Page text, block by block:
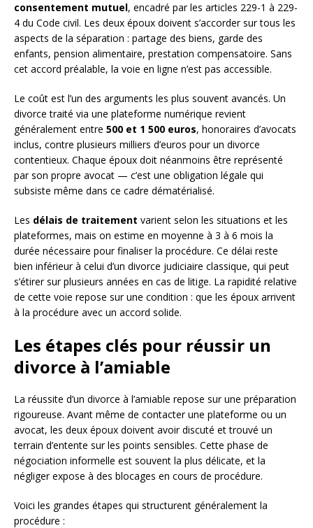
consentement mutuel, encadré par les articles 229-1 à 229-
4 du Code civil. Les deux époux doivent s’accorder sur tous les
aspects de la séparation : partage des biens, garde des
enfants, pension alimentaire, prestation compensatoire. Sans
cet accord préalable, la voie en ligne n’est pas accessible.
Le coût est l’un des arguments les plus souvent avancés. Un
divorce traité via une plateforme numérique revient
généralement entre 500 et 1 500 euros, honoraires d’avocats
inclus, contre plusieurs milliers d’euros pour un divorce
contentieux. Chaque époux doit néanmoins être représenté
par son propre avocat — c’est une obligation légale qui
subsiste même dans ce cadre dématérialisé.
Les délais de traitement varient selon les situations et les
plateformes, mais on estime en moyenne à 3 à 6 mois la
durée nécessaire pour finaliser la procédure. Ce délai reste
bien inférieur à celui d’un divorce judiciaire classique, qui peut
s’étirer sur plusieurs années en cas de litige. La rapidité relative
de cette voie repose sur une condition : que les époux arrivent
à la procédure avec un accord solide.
Les étapes clés pour réussir un
divorce à l’amiable
La réussite d’un divorce à l’amiable repose sur une préparation
rigoureuse. Avant même de contacter une plateforme ou un
avocat, les deux époux doivent avoir discuté et trouvé un
terrain d’entente sur les points sensibles. Cette phase de
négociation informelle est souvent la plus délicate, et la
négliger expose à des blocages en cours de procédure.
Voici les grandes étapes qui structurent généralement la
procédure :